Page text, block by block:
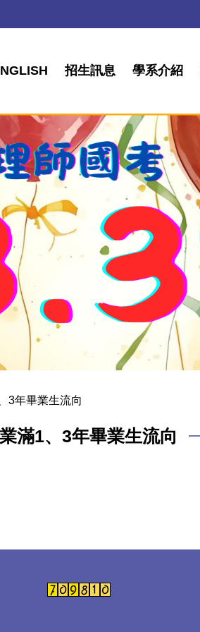
招生訊息 學系介紹
3年畢業生流向
滿1、3年畢業生流向